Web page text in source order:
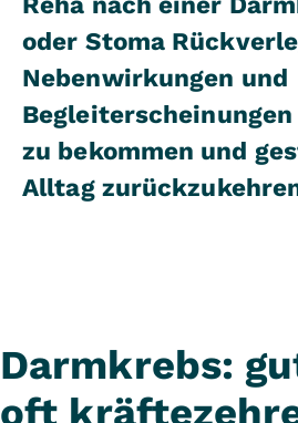
oder Stoma
Nebenwirkungen und
zu bekommen und
Alltag
Darmkrebs:
oft